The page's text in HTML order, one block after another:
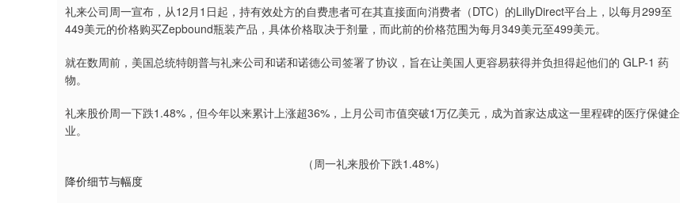
礼来公司周一宣布，从12月1日起，持有效处方的自费患者可在其直接面向消费者（DTC）的LillyDirect平台上，以每月299至
449美元的价格购买Zepbound瓶装产品，具体价格取决于剂量，而此前的价格范围为每月349美元至499美元。
就在数周前，美国总统特朗普与礼来公司和诺和诺德公司签署了协议，旨在让美国人更容易获得并负担得起他们的 GLP-1 药
物。
礼来股价周一下跌1.48%，但今年以来累计上涨超36%，上月公司市值突破1万亿美元，成为首家达成这一里程碑的医疗保健企
业。
（周一礼来股价下跌1.48%）
降价细节与幅度